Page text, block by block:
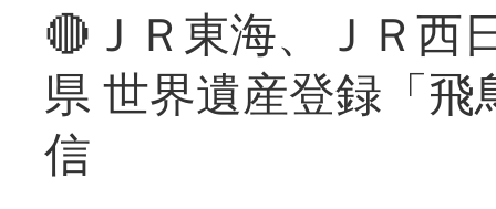
🔴ＪＲ東海、ＪＲ西
県 世界遺産登録「
信